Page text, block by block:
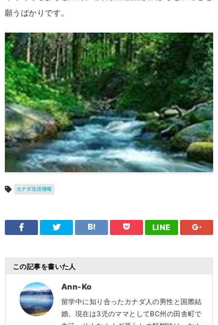
願うばかりです。
カナダ生活情報
LINE
この記事を書いた人
Ann-Ko
留学中に知り合ったカナダ人の男性と国際結
婚。現在は3児のママとしてBC州の田舎町で